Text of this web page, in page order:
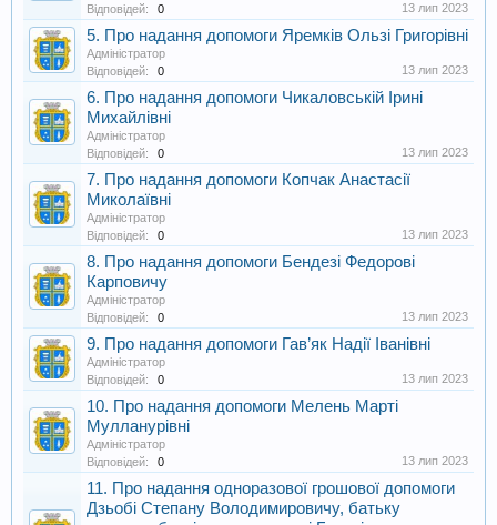
Відповідей:
0 13 лип 2023
5. Про надання допомоги Яремків Ользі Григорівні
Адміністратор
Відповідей:
0 13 лип 2023
6. Про надання допомоги Чикаловській Ірині
Михайлівні
Адміністратор
Відповідей:
0 13 лип 2023
7. Про надання допомоги Копчак Анастасії
Миколаївні
Адміністратор
Відповідей:
0 13 лип 2023
8. Про надання допомоги Бендезі Федорові
Карповичу
Адміністратор
Відповідей:
0 13 лип 2023
9. Про надання допомоги Гав’як Надії Іванівні
Адміністратор
Відповідей:
0 13 лип 2023
10. Про надання допомоги Мелень Марті
Мулланурівні
Адміністратор
Відповідей:
0 13 лип 2023
11. Про надання одноразової грошової допомоги
Дзьобі Степану Володимировичу, батьку